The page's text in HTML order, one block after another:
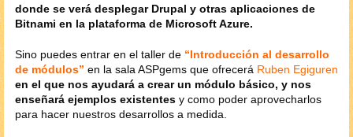
donde se verá desplegar Drupal y otras aplicaciones de
Bitnami en la plataforma de Microsoft Azure.
Sino puedes entrar en el taller de “Introducción al desarrollo
de módulos” en la sala ASPgems que ofrecerá Ruben Egiguren
en el que nos ayudará a crear un módulo básico, y nos
enseñará ejemplos existentes y como poder aprovecharlos
para hacer nuestros desarrollos a medida.